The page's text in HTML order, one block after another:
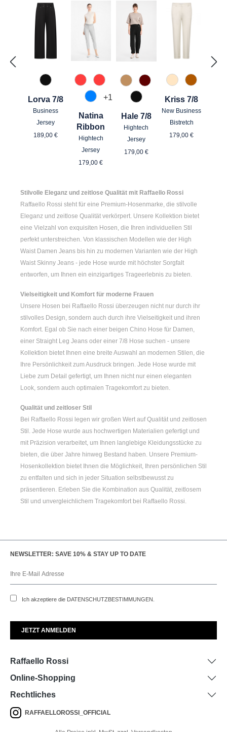
990 Schwarz
Lorva 7/8
Business
Jersey
Regulärer Preis:
189,00 €
465 Koralle
545 Flamingo
870 Azur
+1
Natina
Ribbon
Hightech
Jersey
Regulärer Preis:
179,00 €
375 Warm Taupe
588 Barolo
990 Schwarz
Hale 7/8
Hightech
Jersey
Regulärer Preis:
179,00 €
325 Crema
631 Zimt
Kriss 7/8
New Business
Bistretch
Regulärer
179,00 €
Stilvolle Eleganz und zeitlose Qualität mit Raffaello Rossi
Raffaello Rossi steht für eine Premium-Hosenmarke, die stilvolle
Eleganz und zeitlose Qualität verkörpert. Unsere Kollektion bietet
eine Vielzahl von exquisiten Hosen, die Ihren individuellen Stil
perfekt unterstreichen. Von klassischen Modellen wie der High
Waist Damen Jeans bis hin zu modernen Varianten wie der High
Waist Skinny Jeans - jede Hose wurde mit höchster Sorgfalt
entworfen, um Ihnen ein einzigartiges Trageerlebnis zu bieten.
Vielseitigkeit und Komfort für moderne Frauen
Unsere Hosen bei Raffaello Rossi überzeugen nicht nur durch ihr
stilvolles Design, sondern auch durch ihre Vielseitigkeit und ihren
Komfort. Egal ob Sie nach einer beigen Chino Hose für Damen,
einer Straight Leg Jeans oder einer 7/8 Hose suchen - unsere
Kollektion bietet Ihnen eine breite Auswahl an modernen Stilen, die
Ihre Persönlichkeit zum Ausdruck bringen. Jede Hose wurde mit
Liebe zum Detail gefertigt, um Ihnen nicht nur einen eleganten
Look, sondern auch optimalen Tragekomfort zu bieten.
Qualität und zeitloser Stil
Bei Raffaello Rossi legen wir großen Wert auf Qualität und zeitlosen
Stil. Jede Hose wurde aus hochwertigen Materialien gefertigt und
mit Präzision verarbeitet, um Ihnen langlebige Kleidungsstücke zu
bieten, die über Jahre hinweg Bestand haben. Unsere Premium-
Hosenkollektion bietet Ihnen die Möglichkeit, Ihren persönlichen Stil
zu entfalten und sich in jeder Situation selbstbewusst zu
präsentieren. Erleben Sie die Kombination aus Qualität, zeitlosem
Stil und unvergleichlichem Tragekomfort bei Raffaello Rossi.
NEWSLETTER: SAVE 10% & STAY UP TO DATE
Ich akzeptiere die DATENSCHUTZBESTIMMUNGEN
Raffaello Rossi
Online-Shopping
Rechtliches
RAFFAELLOROSSI_OFFICIAL